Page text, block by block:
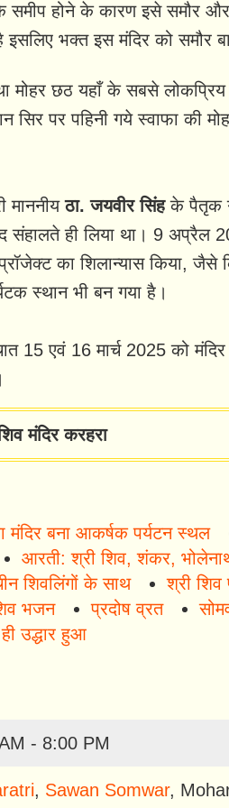
के समीप होने के कारण इसे समौर
है इसलिए भक्त इस मंदिर को समौर
मोहर छठ यहाँ के सबसे
सिर पर पहिनी गये स्वाफा की
माननीयठा. जयवीर सिंहके पैतृक
संहालते ही लिया था। 9 अप्रैल
का शिलान्यास किया, जैसे
स्थान भी बन गया है।
15 एवं 16 मार्च 2025 को
मंदिर करहरा
मंदिर बना आकर्षक पर्यटन स्थल
आरती: श्री शिव, शंकर,
शिवलिंगों के साथ
श्री शिव
भजन प्रदोष व्रत
उद्धार हुआ
- 8:00 PM
, Sawan Somwar,